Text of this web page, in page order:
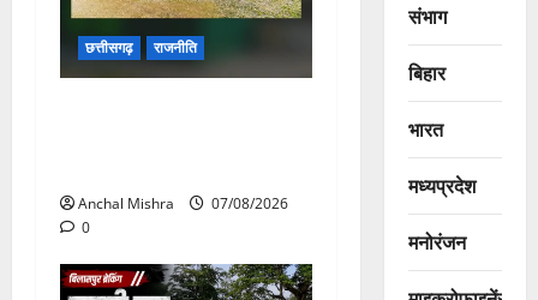
छत्तीसगढ़ राजनीति
Anchal Mishra
07/08/2026
0
संभाग
बिहार
भारत
मध्यप्रदेश
मनोरंजन